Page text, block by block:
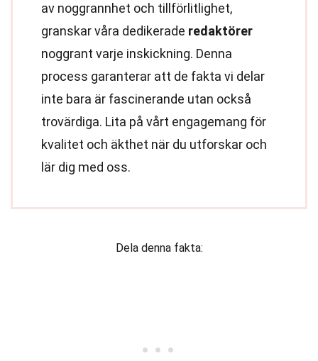
av noggrannhet och tillförlitlighet,
granskar våra dedikerade redaktörer
noggrant varje inskickning. Denna
process garanterar att de fakta vi delar
inte bara är fascinerande utan också
trovärdiga. Lita på vårt engagemang för
kvalitet och äkthet när du utforskar och
lär dig med oss.
Dela denna fakta: